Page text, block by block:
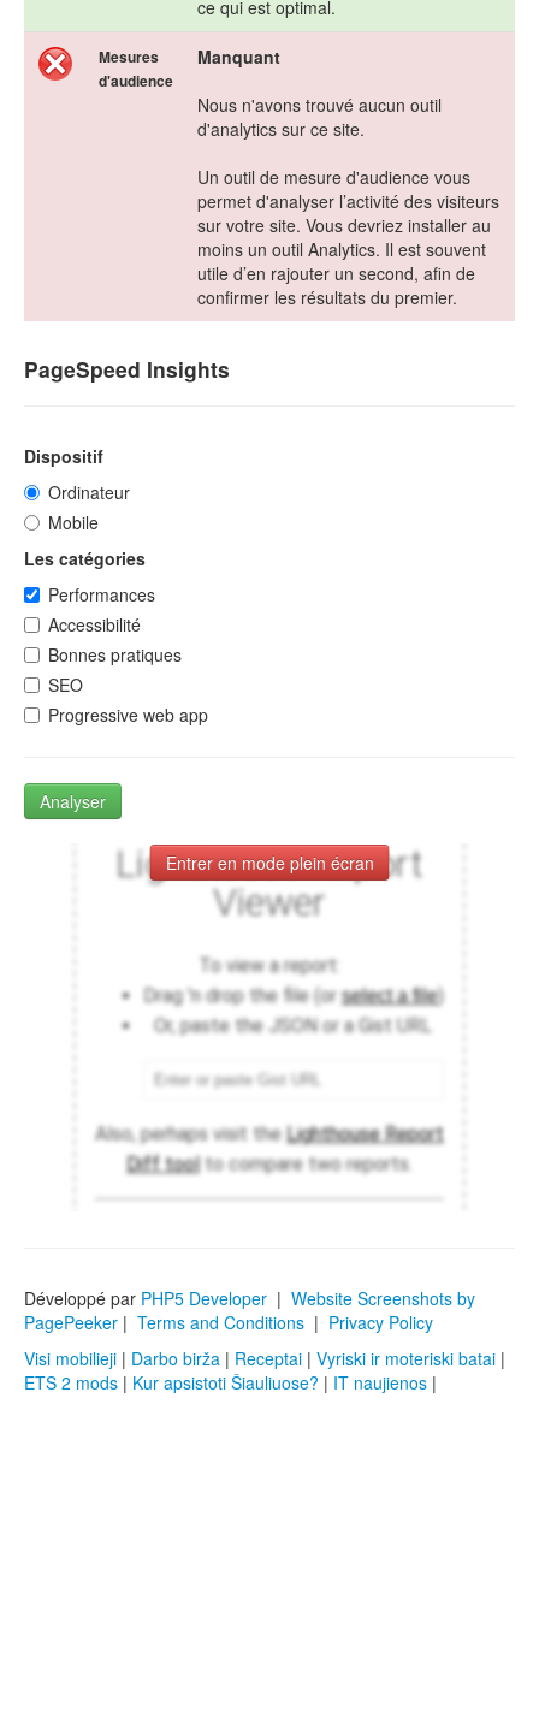
ce qui est optimal.
Mesures
d'audience
Manquant
Nous n'avons trouvé aucun outil
d'analytics sur ce site.
Un outil de mesure d'audience vous
permet d'analyser l’activité des visiteurs
sur votre site. Vous devriez installer au
moins un outil Analytics. Il est souvent
utile d’en rajouter un second, afin de
confirmer les résultats du premier.
PageSpeed Insights
Dispositif
Ordinateur
Mobile
Les catégories
Performances
Accessibilité
Bonnes pratiques
SEO
Progressive web app
Analyser
Entrer en mode plein écran
Développé par PHP5 Developer | Website Screenshots by
PagePeeker | Terms and Conditions | Privacy Policy
Visi mobilieji | Darbo birža | Receptai | Vyriski ir moteriski batai |
ETS 2 mods | Kur apsistoti Šiauliuose? | IT naujienos |